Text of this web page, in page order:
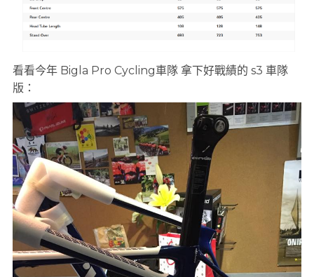
看看今年 Bigla Pro Cycling車隊 拿下好戰績的 s3 車隊
版：